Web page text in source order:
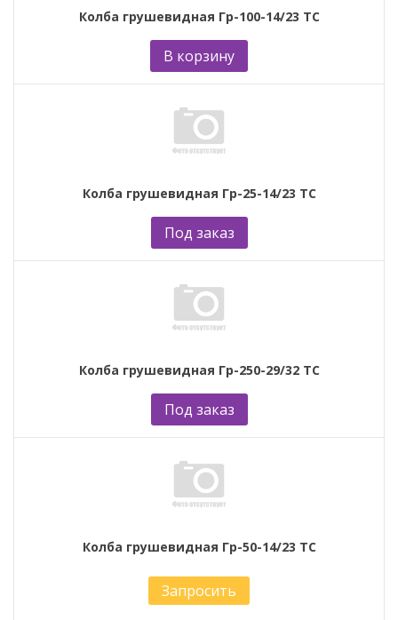
Колба грушевидная Гр-100-14/23 ТС
В корзину
Колба грушевидная Гр-25-14/23 ТС
Под заказ
Колба грушевидная Гр-250-29/32 ТС
Под заказ
Колба грушевидная Гр-50-14/23 ТС
Запросить